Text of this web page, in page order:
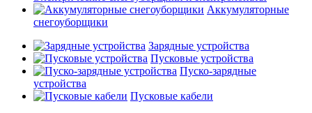
Аккумуляторные
снегоуборщики
Зарядные устройства
Пусковые устройства
Пуско-зарядные
устройства
Пусковые кабели